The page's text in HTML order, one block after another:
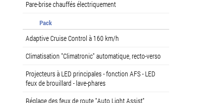
Pare-brise chauffés électriquement
Pack
Adaptive Cruise Control à 160 km/h
Climatisation "Climatronic" automatique, recto-verso
Projecteurs à LED principales - fonction AFS - LED
feux de brouillard - lave-phares
Réglage des feux de route "Auto Light Assist"